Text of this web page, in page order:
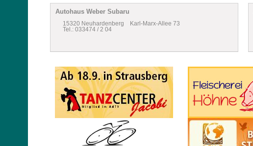
Autohaus Weber Subaru
15320 Neuhardenberg Karl-Marx-Allee 73
Tel.: 033474 / 2 04